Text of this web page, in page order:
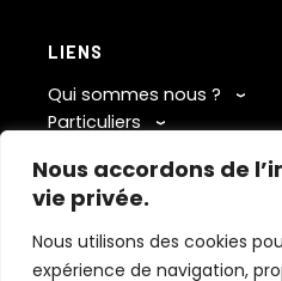
Nous accordons de
vie privée.
Nous utilisons des cookies
expérience de navigation,
LIENS
Qui sommes nous ?
Concept
Particuliers
Architecture et
Home staging
Maîtrise d’oeuvre
Rénovation
Agencement
Réalisations
Contact